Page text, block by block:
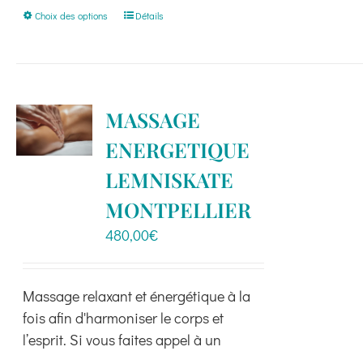
Choix des options
Ce
Les
options
peuvent
être
choisies
sur
du
produit
Détails
MASSAGE
ENERGETIQUE
LEMNISKATE
MONTPELLIER
480,00€
Massage relaxant et énergétique à la
fois afin d'harmoniser le corps et
l’esprit. Si vous faites appel à un